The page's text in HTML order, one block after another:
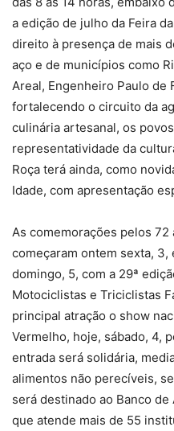
a edição de julho da Feira
direito à presença de mais
aço e de municípios como
Areal, Engenheiro Paulo de
fortalecendo o circuito da
culinária artesanal, os
representatividade da
Roça terá ainda, como
Idade, com apresentação
As comemorações pelos 72
começaram ontem sexta, 3,
domingo, 5, com a 29ª
Motociclistas e Triciclistas
principal atração o show
Vermelho, hoje, sábado, 4,
entrada será solidária,
alimentos não perecíveis,
será destinado ao Banco
que atende mais de 55